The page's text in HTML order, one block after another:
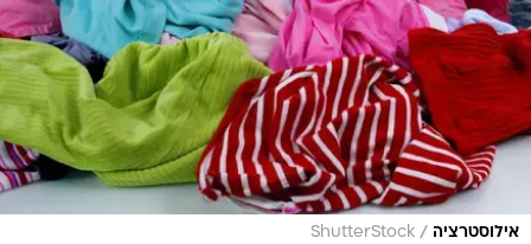
אילוסטרציה /
ShutterStock